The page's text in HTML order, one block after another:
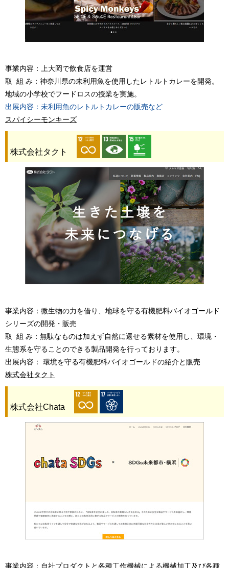
事業内容：上大岡で飲食店を運営
取 組 み：神奈川県の未利用魚を使用したレトルトカレーを開発。
地域の小学校でフードロスの授業を実施。
出展内容：未利用魚のレトルトカレーの販売など
スパイシーモンキーズ
株式会社タクト
事業内容：微生物の力を借り、地球を守る有機肥料バイオゴールド
シリーズの開発・販売
取 組 み：無駄なものは加えず自然に還せる素材を使用し、環境・
生態系を守ることのできる製品開発を行っております。
出展内容： 環境を守る有機肥料バイオゴールドの紹介と販売
株式会社タクト
株式会社Chata
事業内容：自社プロダクトと各種工作機械による機械加工及び各種